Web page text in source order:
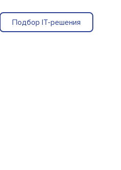
Подбор IT-решения